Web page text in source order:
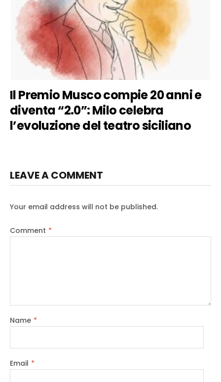
Il Premio Musco compie 20 anni e
diventa “2.0”: Milo celebra
l’evoluzione del teatro siciliano
LEAVE A COMMENT
Your email address will not be published.
Comment *
Name *
Email *